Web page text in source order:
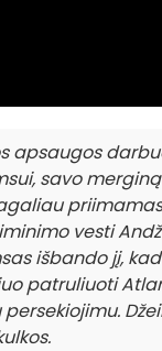
apsaugos
savo
vesti
išbando jį,
patruliuoti